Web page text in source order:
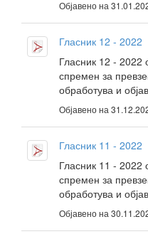
Објавено на
Гласник 12 - 2022
Гласник 12 - 2022
спремен за
обработува и
Објавено на
Гласник 11 - 2022
Гласник 11 - 2022
спремен за
обработува и
Објавено на